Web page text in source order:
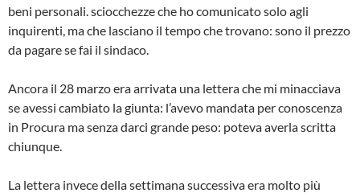
beni personali. sciocchezze che ho comunicato solo agli
inquirenti, ma che lasciano il tempo che trovano: sono il prezzo
da pagare se fai il sindaco.
Ancora il 28 marzo era arrivata una lettera che mi minacciava
se avessi cambiato la giunta: l’avevo mandata per conoscenza
in Procura ma senza darci grande peso: poteva averla scritta
chiunque.
La lettera invece della settimana successiva era molto più